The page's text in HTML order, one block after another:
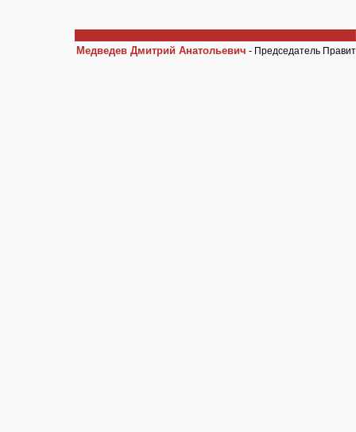
Медведев Дмитрий Анатольевич - Председатель